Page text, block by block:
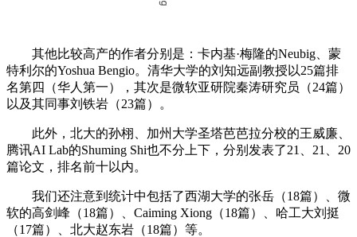
其他比较高产的作者分别是：卡内基·梅隆的Neubig、蒙
特利尔的Yoshua Bengio。清华大学的刘知远副教授以25篇排
名第四（华人第一），其次是微软亚研院秦涛研究员（24篇）
以及其同事刘铁岩（23篇）。
此外，北大的孙栩、加州大学圣塔芭芭拉分校的王威廉、
腾讯AI Lab的Shuming Shi也不分上下，分别发表了21、21、20
篇论文，排名前十以内。
我们还注意到统计中包括了西湖大学的张岳（18篇）、微
软的高剑峰（18篇）、Caiming Xiong（18篇）、哈工大刘挺
（17篇）、北大赵东岩（18篇）等。